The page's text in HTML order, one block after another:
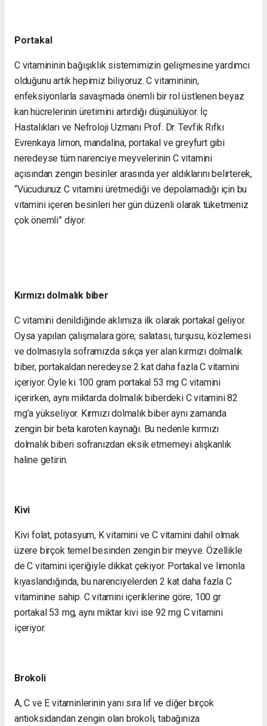
Portakal
C vitamininin bağışıklık sistemimizin gelişmesine yardımcı
olduğunu artık hepimiz biliyoruz. C vitamininin,
enfeksiyonlarla savaşmada önemli bir rol üstlenen beyaz
kan hücrelerinin üretimini artırdığı düşünülüyor. İç
Hastalıkları ve Nefroloji Uzmanı Prof. Dr. Tevfik Rıfkı
Evrenkaya limon, mandalina, portakal ve greyfurt gibi
neredeyse tüm narenciye meyvelerinin C vitamini
açısından zengin besinler arasında yer aldıklarını belirterek,
“Vücudunuz C vitamini üretmediği ve depolamadığı için bu
vitamini içeren besinleri her gün düzenli olarak tüketmeniz
çok önemli” diyor.
Kırmızı dolmalık biber
C vitamini denildiğinde aklımıza ilk olarak portakal geliyor.
Oysa yapılan çalışmalara göre; salatası, turşusu, közlemesi
ve dolmasıyla soframızda sıkça yer alan kırmızı dolmalık
biber, portakaldan neredeyse 2 kat daha fazla C vitamini
içeriyor. Öyle ki 100 gram portakal 53 mg C vitamini
içerirken, aynı miktarda dolmalık biberdeki C vitamini 82
mg’a yükseliyor. Kırmızı dolmalık biber aynı zamanda
zengin bir beta karoten kaynağı. Bu nedenle kırmızı
dolmalık biberi sofranızdan eksik etmemeyi alışkanlık
haline getirin.
Kivi
Kivi folat, potasyum, K vitamini ve C vitamini dahil olmak
üzere birçok temel besinden zengin bir meyve. Özellikle
de C vitamini içeriğiyle dikkat çekiyor. Portakal ve limonla
kıyaslandığında, bu narenciyelerden 2 kat daha fazla C
vitaminine sahip. C vitamini içeriklerine göre; 100 gr
portakal 53 mg, aynı miktar kivi ise 92 mg C vitamini
içeriyor.
Brokoli
A, C ve E vitaminlerinin yanı sıra lif ve diğer birçok
antioksidandan zengin olan brokoli, tabağınıza